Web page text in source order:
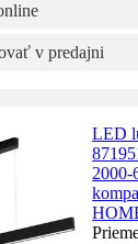
v predajni
LED
2000-